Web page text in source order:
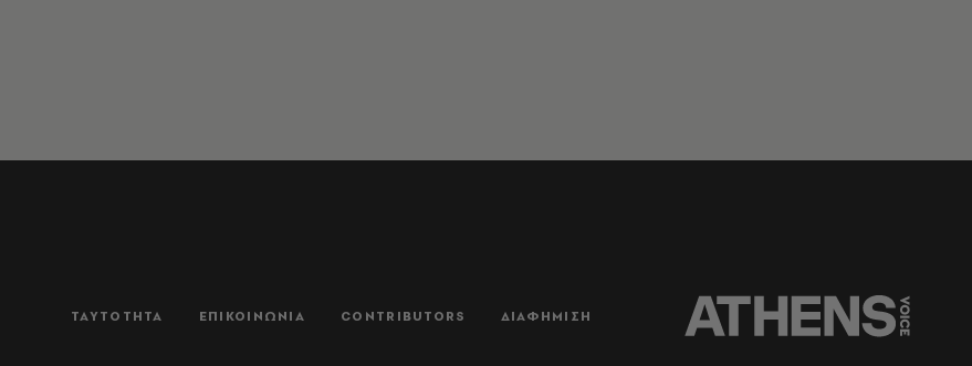
ΤΑΥΤΟΤΗΤΑ ΕΠΙΚΟΙΝΩΝΙΑ CONTRIBUTORS ΔΙΑΦΗΜΙΣΗ